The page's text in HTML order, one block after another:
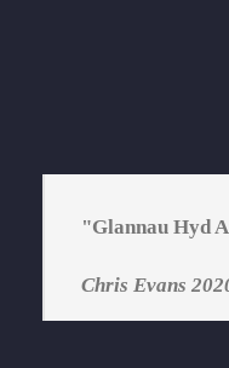
"Glannau Hyd
Chris Evans